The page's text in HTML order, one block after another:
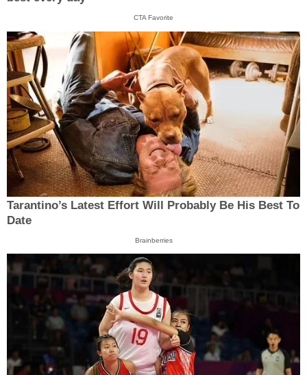
CTA Favorite
Tarantino’s Latest Effort Will Probably Be His Best To
Date
Brainberries